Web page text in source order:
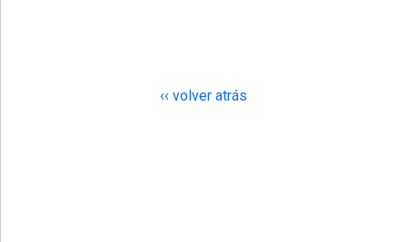
‹‹ volver atrás